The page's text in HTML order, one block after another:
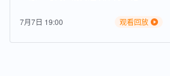
7月7日 19:00 观看回放